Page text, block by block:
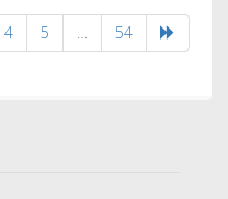
4 5 … 54